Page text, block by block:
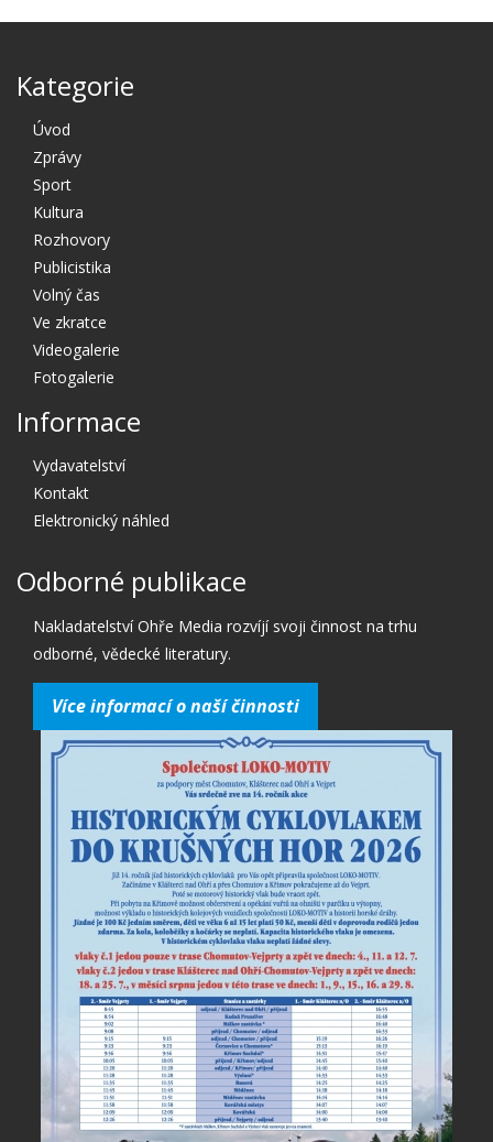
Kategorie
Úvod
Zprávy
Sport
Kultura
Rozhovory
Publicistika
Volný čas
Ve zkratce
Videogalerie
Fotogalerie
Informace
Vydavatelství
Kontakt
Elektronický náhled
Odborné publikace
Nakladatelství Ohře Media rozvíjí svoji činnost na trhu
odborné, vědecké literatury.
Více informací o naší činnosti